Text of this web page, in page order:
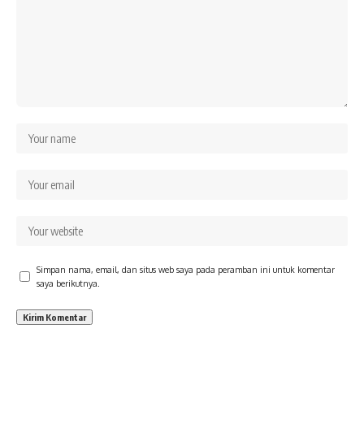
Simpan nama, email, dan situs web saya pada peramban ini untuk komentar
saya berikutnya.